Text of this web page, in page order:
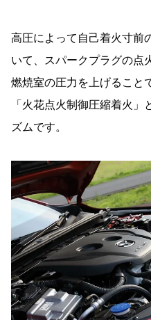
高圧によって自己着火寸前
いて、スパークプラグの点
燃焼室の圧力を上げること
「火花点火制御圧縮着火
ズムです。